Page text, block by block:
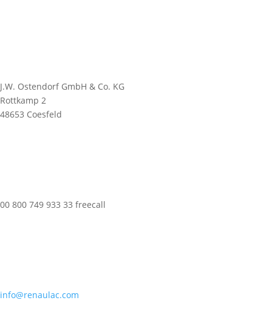
J.W. Ostendorf GmbH & Co. KG
Rottkamp 2
48653 Coesfeld
00 800 749 933 33 freecall
info@renaulac.com